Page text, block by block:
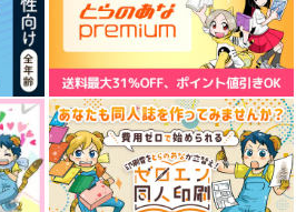
サンプル
作品詳細
サンプル
作品詳細
いろすかあふ
れフィナンシ
彗星を謳え、シェヘラ
ザード
きまぐれフィナンシ